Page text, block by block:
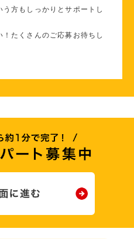
方もしっかりとサポートし
たくさんのご応募お待ちし